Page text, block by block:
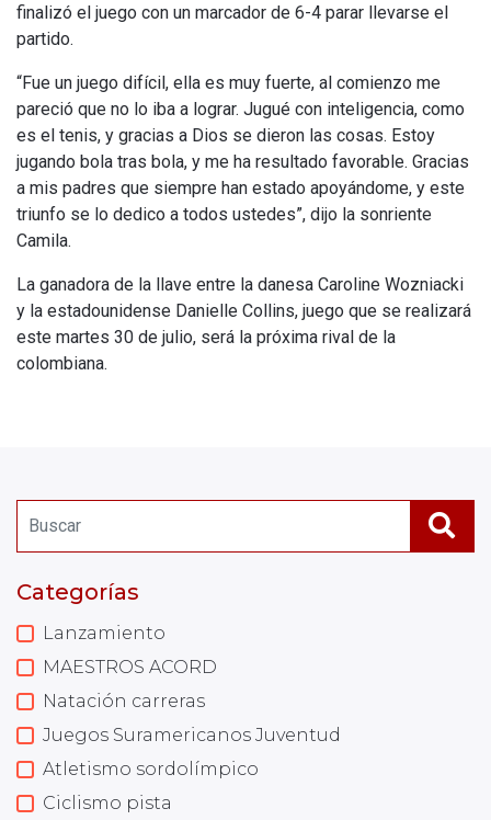
Categorías
Lanzamiento
MAESTROS ACORD
Natación carreras
Juegos Suramericanos Juventud
Atletismo sordolímpico
Ciclismo pista
finalizó el juego con un marcador de 6-4 parar llevarse el
partido.
“Fue un juego difícil, ella es muy fuerte, al comienzo me
pareció que no lo iba a lograr. Jugué con inteligencia, como
es el tenis, y gracias a Dios se dieron las cosas. Estoy
jugando bola tras bola, y me ha resultado favorable. Gracias
a mis padres que siempre han estado apoyándome, y este
triunfo se lo dedico a todos ustedes”, dijo la sonriente
Camila.
La ganadora de la llave entre la danesa Caroline Wozniacki
y la estadounidense Danielle Collins, juego que se realizará
este martes 30 de julio, será la próxima rival de la
colombiana.